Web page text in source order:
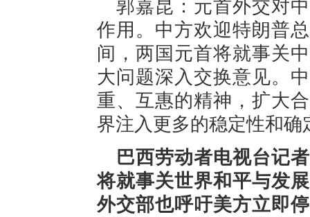
郭嘉昆：元首外交对
作用。中方欢迎特朗普
间，两国元首将就事关
大问题深入交换意见。
重、互惠的精神，扩大
界注入更多的稳定性和确
巴西劳动者电视台记
将就事关世界和平与发
外交部也呼吁美方立即